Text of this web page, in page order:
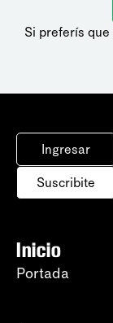
Si preferís
Ingresar
Suscribite
Inicio
Portada